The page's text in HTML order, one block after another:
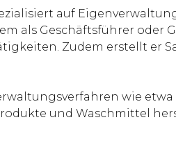
auf
als Geschäftsführer oder
Zudem erstellt er
wie
und Waschmittel